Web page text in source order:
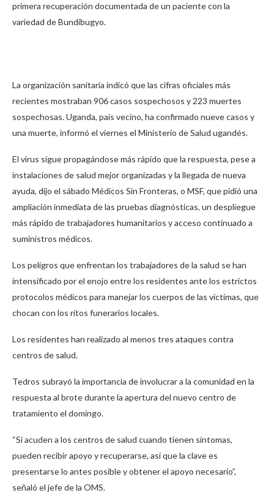
primera recuperación documentada de un paciente con la
variedad de Bundibugyo.
La organización sanitaria indicó que las cifras oficiales más
recientes mostraban 906 casos sospechosos y 223 muertes
sospechosas. Uganda, país vecino, ha confirmado nueve casos y
una muerte, informó el viernes el Ministerio de Salud ugandés.
El virus sigue propagándose más rápido que la respuesta, pese a
instalaciones de salud mejor organizadas y la llegada de nueva
ayuda, dijo el sábado Médicos Sin Fronteras, o MSF, que pidió una
ampliación inmediata de las pruebas diagnósticas, un despliegue
más rápido de trabajadores humanitarios y acceso continuado a
suministros médicos.
Los peligros que enfrentan los trabajadores de la salud se han
intensificado por el enojo entre los residentes ante los estrictos
protocolos médicos para manejar los cuerpos de las víctimas, que
chocan con los ritos funerarios locales.
Los residentes han realizado al menos tres ataques contra
centros de salud.
Tedros subrayó la importancia de involucrar a la comunidad en la
respuesta al brote durante la apertura del nuevo centro de
tratamiento el domingo.
“Si acuden a los centros de salud cuando tienen síntomas,
pueden recibir apoyo y recuperarse, así que la clave es
presentarse lo antes posible y obtener el apoyo necesario”,
señaló el jefe de la OMS.